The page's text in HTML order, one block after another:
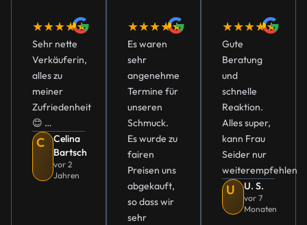
★★★★★
Sehr nette
Verkäuferin,
alles zu
meiner
Zufriedenheit
😊 …
C
Celina
Bartsch
vor 2
Jahren
★★★★★
Es waren
sehr
angenehme
Termine für
unseren
Schmuck.
Es wurde zu
fairen
Preisen uns
abgekauft,
so dass wir
sehr
★★★★★
Gute
Beratung
und
schnelle
Reaktion.
Alles super,
kann Frau
Seider nur
weiterempfehlen
U U. S.
vor 7
Monaten